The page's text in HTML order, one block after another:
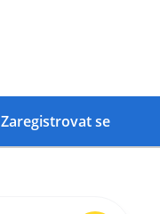
Zaregistrovat se